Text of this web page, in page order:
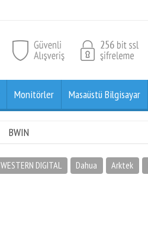
Monitörler Masaüstü Bilgisayar
BWIN
WESTERN DIGITAL Dahua Arktek